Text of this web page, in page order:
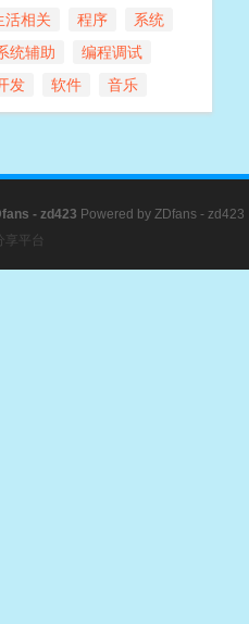
活相关 程序
系统
统辅助
编程调试
发 软件 音乐
- zd423 Powered by ZDfans - zd423
享平台